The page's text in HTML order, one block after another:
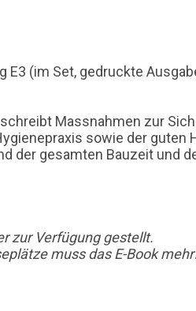
(im Set, gedruckte
Massnahmen zur
sowie der
der gesamten Bauzeit und
zur Verfügung gestellt.
muss das E-Book